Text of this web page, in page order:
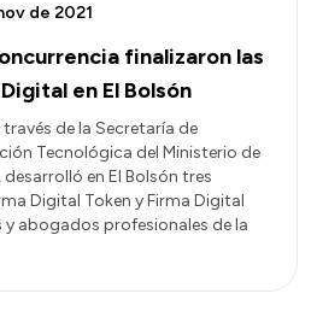
finalizaron las
en El Bolsón
de 2021
de la Secretaría de
Tecnológica del Ministerio de
en El Bolsón tres
Digital Token y Firma Digital
abogados profesionales de la